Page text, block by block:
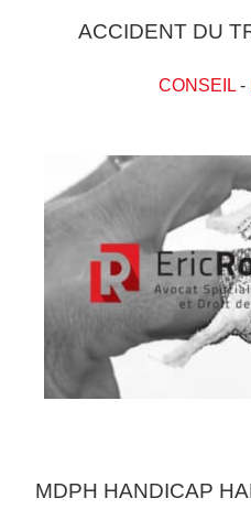
ACCIDENT DU
CONSEIL-
MDPH HANDICAP